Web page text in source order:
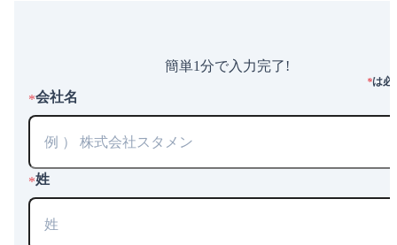
簡単1分で入力完了!
*は必
*会社名
*姓